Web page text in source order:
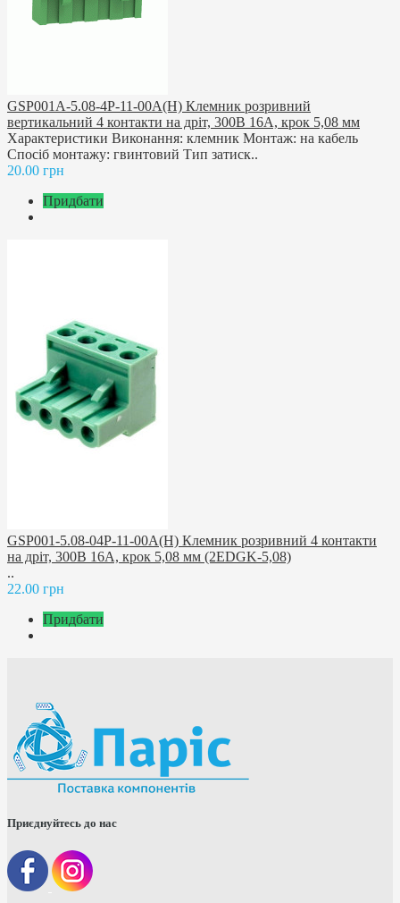
GSP001A-5.08-4P-11-00A(H) Клемник розривний
вертикальний 4 контакти на дріт, 300В 16A, крок 5,08 мм
Характеристики Виконання: клемник Монтаж: на кабель
Спосіб монтажу: гвинтовий Тип затиск..
20.00 грн
Придбати
GSP001-5.08-04P-11-00A(H) Клемник розривний 4 контакти
на дріт, 300В 16A, крок 5,08 мм (2EDGK-5,08)
..
22.00 грн
Придбати
Приєднуйтесь до нас